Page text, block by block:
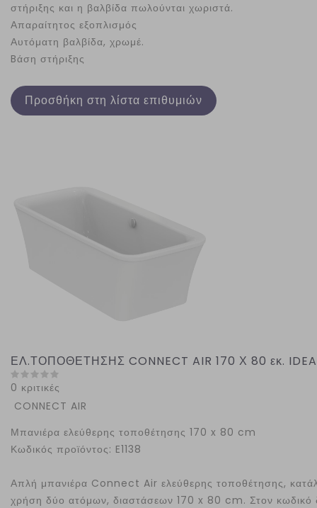
στήριξης και η βαλβίδα πωλούνται χωριστά.
Απαραίτητος εξοπλισμός
Αυτόματη βαλβίδα, χρωμέ.
Bάση στήριξης
Προσθήκη στη λίστα επιθυμιών
ΕΛ.ΤΟΠΟΘΕΤΗΣΗΣ CONNECT AIR 170 Χ 80 εκ.
0 κριτικές
CONNECT AIR
Μπανιέρα ελεύθερης τοποθέτησης 170 x 80 cm
Κωδικός προϊόντος: E1138
Απλή μπανιέρα Connect Air ελεύθερης τοποθέτησης,
χρήση δύο ατόμων, διαστάσεων 170 x 80 cm. Στον κωδικό